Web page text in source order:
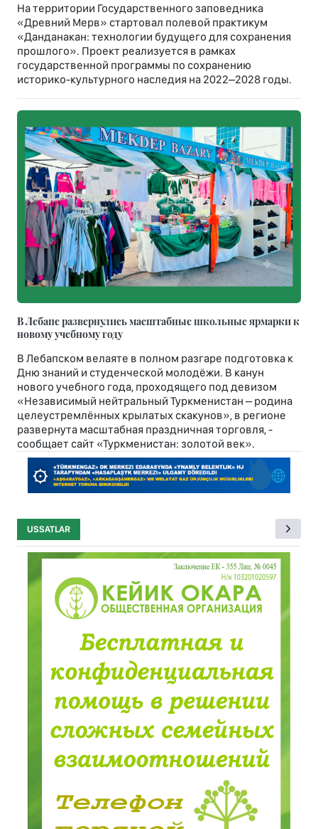
На территории Государственного заповедника
«Древний Мерв» стартовал полевой практикум
«Данданакан: технологии будущего для сохранения
прошлого». Проект реализуется в рамках
государственной программы по сохранению
историко-культурного наследия на 2022–2028 годы.
В Лебапе развернулись масштабные школьные ярмарки к
новому учебному году
В Лебапском велаяте в полном разгаре подготовка к
Дню знаний и студенческой молодёжи. В канун
нового учебного года, проходящего под девизом
«Независимый нейтральный Туркменистан – родина
целеустремлённых крылатых скакунов», в регионе
развернута масштабная праздничная торговля, -
сообщает сайт «Туркменистан: золотой век».
USSATLAR